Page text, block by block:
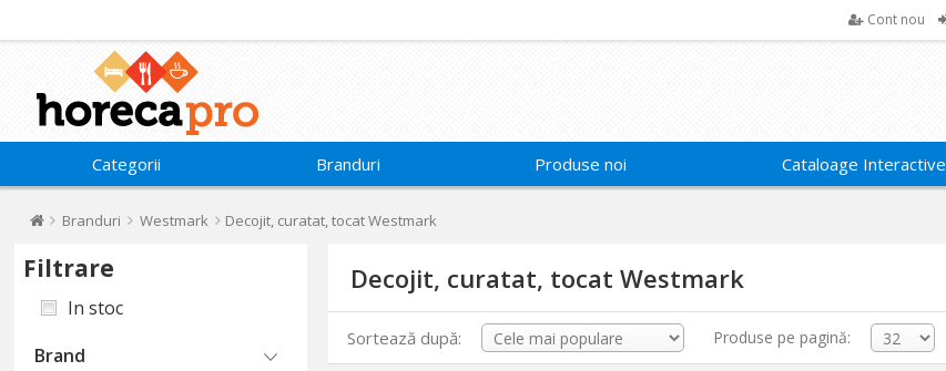
Cont nou
Categorii Branduri Produse noi Cataloage Interactive
Branduri Westmark Decojit, curatat, tocat Westmark
Filtrare
In stoc
Brand
Decojit, curatat, tocat Westmark
Sortează după: Produse pe pagină: